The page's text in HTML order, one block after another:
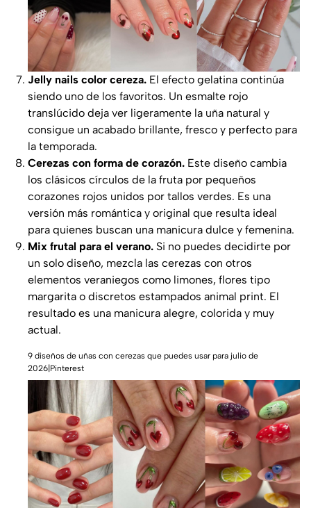
Jelly nails color cereza. El efecto gelatina continúa
siendo uno de los favoritos. Un esmalte rojo
translúcido deja ver ligeramente la uña natural y
consigue un acabado brillante, fresco y perfecto para
la temporada.
Cerezas con forma de corazón. Este diseño cambia
los clásicos círculos de la fruta por pequeños
corazones rojos unidos por tallos verdes. Es una
versión más romántica y original que resulta ideal
para quienes buscan una manicura dulce y femenina.
Mix frutal para el verano. Si no puedes decidirte por
un solo diseño, mezcla las cerezas con otros
elementos veraniegos como limones, flores tipo
margarita o discretos estampados animal print. El
resultado es una manicura alegre, colorida y muy
actual.
9 diseños de uñas con cerezas que puedes usar para julio de
2026|Pinterest